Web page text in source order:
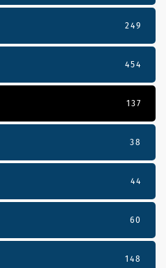
249
454
137
38
44
60
148